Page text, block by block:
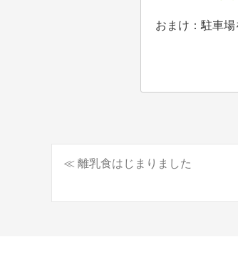
おまけ：駐車場
投
稿
≪ 離乳食はじまりました